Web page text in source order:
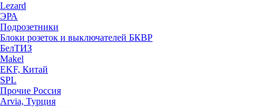
Lezard
ЭРА
Подрозетники
Блоки розеток и выключателей БКВР
БелТИЗ
Makel
EKF, Китай
SPL
Прочие Россия
Arvia, Турция